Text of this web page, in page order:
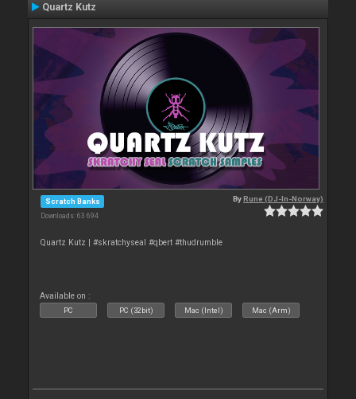
Quartz Kutz
Scratch Banks
Downloads: 63 694
ByRune (DJ-In-Norway)
Quartz Kutz | #skratchyseal #qbert #thudrumble
Available on :
PC PC (32bit) Mac (Intel) Mac (Arm)